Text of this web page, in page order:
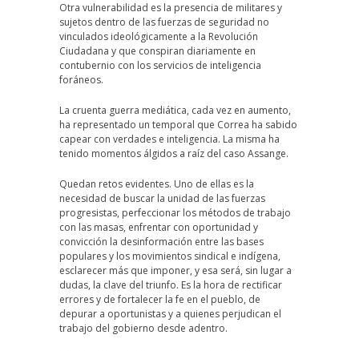
Otra vulnerabilidad es la presencia de militares y
sujetos dentro de las fuerzas de seguridad no
vinculados ideológicamente a la Revolución
Ciudadana y que conspiran diariamente en
contubernio con los servicios de inteligencia
foráneos.
La cruenta guerra mediática, cada vez en aumento,
ha representado un temporal que Correa ha sabido
capear con verdades e inteligencia. La misma ha
tenido momentos álgidos a raíz del caso Assange.
Quedan retos evidentes. Uno de ellas es la
necesidad de buscar la unidad de las fuerzas
progresistas, perfeccionar los métodos de trabajo
con las masas, enfrentar con oportunidad y
convicción la desinformación entre las bases
populares y los movimientos sindical e indígena,
esclarecer más que imponer, y esa será, sin lugar a
dudas, la clave del triunfo. Es la hora de rectificar
errores y de fortalecer la fe en el pueblo, de
depurar a oportunistas y a quienes perjudican el
trabajo del gobierno desde adentro.